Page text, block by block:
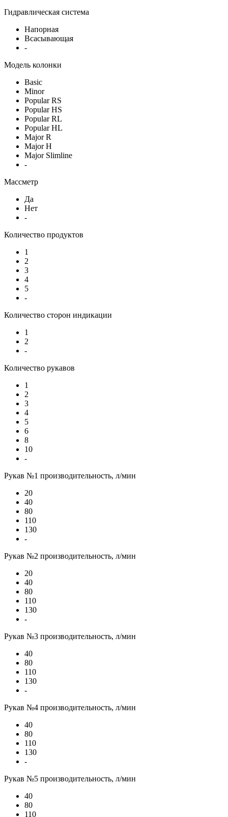
Гидравлическая система
Напорная
Всасывающая
-
Модель колонки
Basic
Minor
Popular RS
Popular HS
Popular RL
Popular HL
Major R
Major H
Major Slimline
-
Массметр
Да
Нет
-
Количество продуктов
1
2
3
4
5
-
Количество сторон индикации
1
2
-
Количество рукавов
1
2
3
4
5
6
8
10
-
Рукав №1 производительность, л/мин
20
40
80
110
130
-
Рукав №2 производительность, л/мин
20
40
80
110
130
-
Рукав №3 производительность, л/мин
40
80
110
130
-
Рукав №4 производительность, л/мин
40
80
110
130
-
Рукав №5 производительность, л/мин
40
80
110